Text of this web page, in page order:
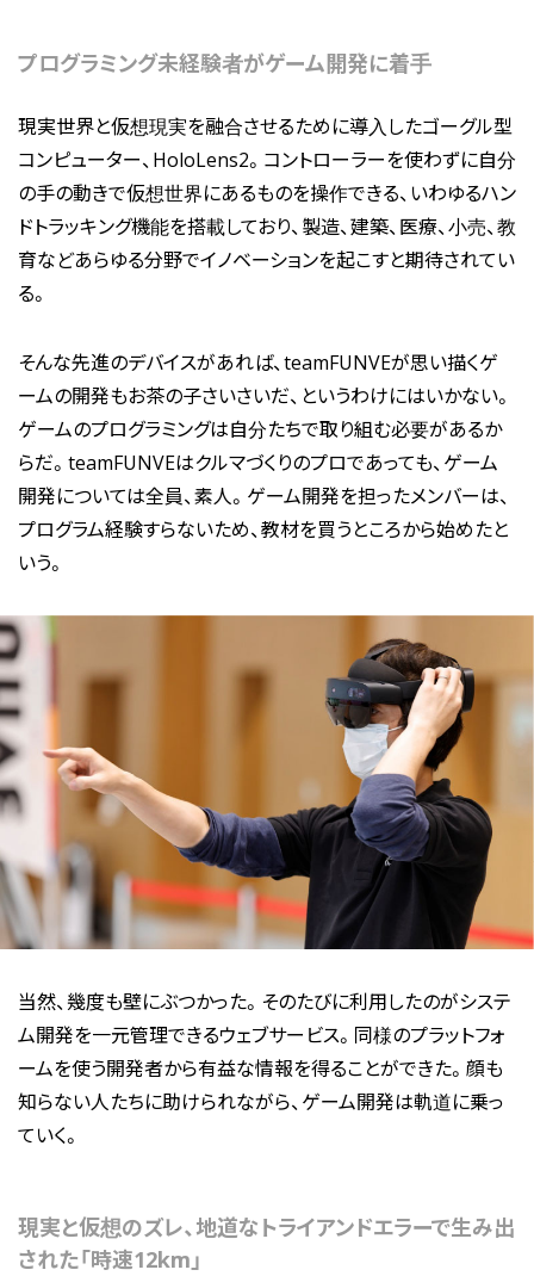
プログラミング未経験者がゲーム開発に着手
現実世界と仮想現実を融合させるために導入したゴーグル型
コンピューター、HoloLens2。コントローラーを使わずに自分
の手の動きで仮想世界にあるものを操作できる、いわゆるハン
ドトラッキング機能を搭載しており、製造、建築、医療、小売、教
育などあらゆる分野でイノベーションを起こすと期待されてい
る。
そんな先進のデバイスがあれば、teamFUNVEが思い描くゲ
ームの開発もお茶の子さいさいだ、というわけにはいかない。
ゲームのプログラミングは自分たちで取り組む必要があるか
らだ。teamFUNVEはクルマづくりのプロであっても、ゲーム
開発については全員、素人。ゲーム開発を担ったメンバーは、
プログラム経験すらないため、教材を買うところから始めたと
いう。
当然、幾度も壁にぶつかった。そのたびに利用したのがシステ
ム開発を一元管理できるウェブサービス。同様のプラットフォ
ームを使う開発者から有益な情報を得ることができた。顔も
知らない人たちに助けられながら、ゲーム開発は軌道に乗っ
ていく。
現実と仮想のズレ、地道なトライアンドエラーで生み出
された「時速12km」